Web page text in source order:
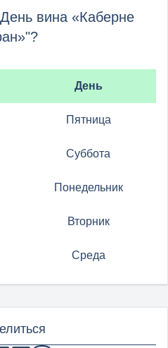
вина «Каберне
День
Пятница
Суббота
Понедельник
Вторник
Среда